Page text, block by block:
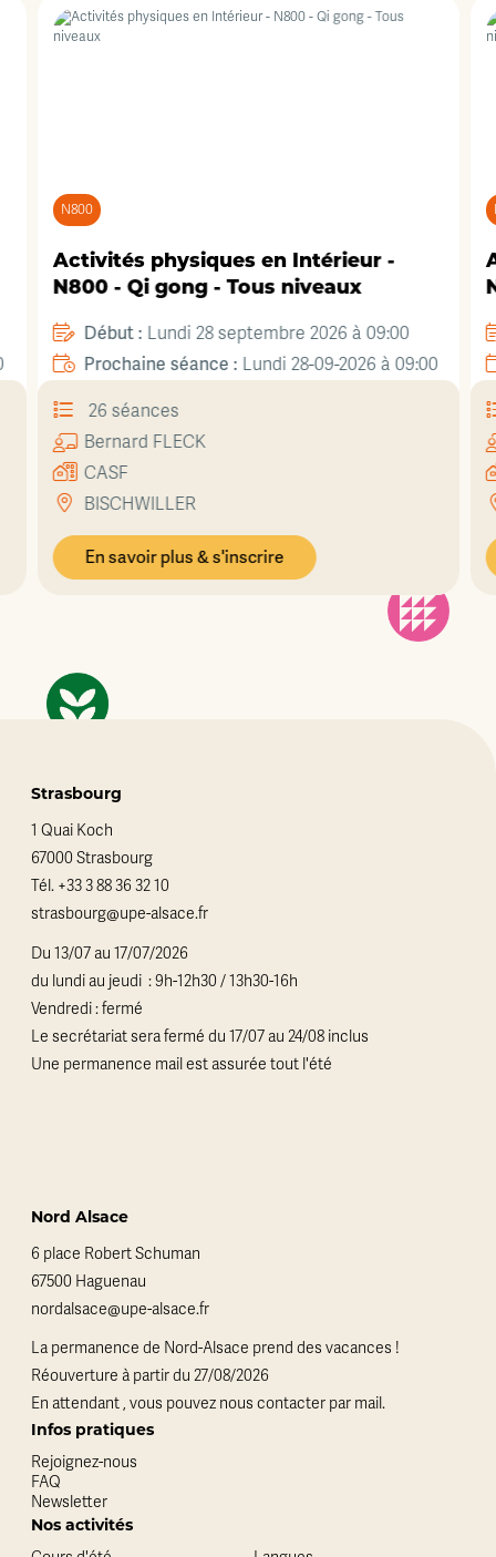
N800
Activités physiques en Intérieur -
N800 - Qi gong - Tous niveaux
Début : Lundi 28 septembre 2026 à 09:00
Prochaine séance : Lundi 28-09-2026 à 09:00
26 séances
Bernard FLECK
CASF
BISCHWILLER
En savoir plus & s'inscrire
Strasbourg
1 Quai Koch
67000 Strasbourg
Tél. +33 3 88 36 32 10
strasbourg@upe-alsace.fr
Du 13/07 au 17/07/2026
du lundi au jeudi : 9h-12h30 / 13h30-16h
Vendredi : fermé
Le secrétariat sera fermé du 17/07 au 24/08 inclus
Une permanence mail est assurée tout l'été
Nord Alsace
6 place Robert Schuman
67500 Haguenau
nordalsace@upe-alsace.fr
La permanence de Nord-Alsace prend des vacances !
Réouverture à partir du 27/08/2026
En attendant , vous pouvez nous contacter par mail.
Infos pratiques
Rejoignez-nous
FAQ
Newsletter
Nos activités